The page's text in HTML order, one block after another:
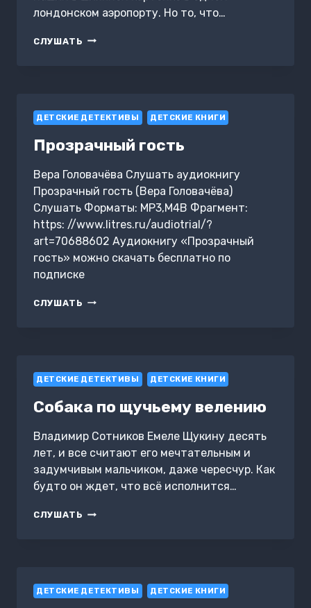
лондонском аэропорту. Но то, что…
СЛУШАТЬ ТАЙНА
ДЕТСКИЕ ДЕТЕКТИВЫ ДЕТСКИЕ КНИГИ
Прозрачный гость
Вера Головачёва Слушать аудиокнигу
Прозрачный гость (Вера Головачёва)
Слушать Форматы: MP3,M4B Фрагмент:
https: //www.litres.ru/audiotrial/?
art=70688602 Аудиокнигу «Прозрачный
гость» можно скачать бесплатно по
подписке
СЛУШАТЬ ПРОЗРАЧНЫЙ
ДЕТСКИЕ ДЕТЕКТИВЫ ДЕТСКИЕ КНИГИ
Собака по щучьему велению
Владимир Сотников Емеле Щукину десять
лет, и все считают его мечтательным и
задумчивым мальчиком, даже чересчур. Как
будто он ждет, что всё исполнится…
СЛУШАТЬ СОБАКА
ДЕТСКИЕ ДЕТЕКТИВЫ ДЕТСКИЕ КНИГИ